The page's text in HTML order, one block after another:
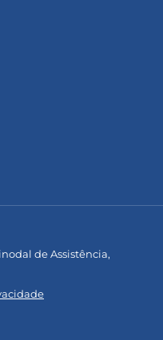
de Assistência,